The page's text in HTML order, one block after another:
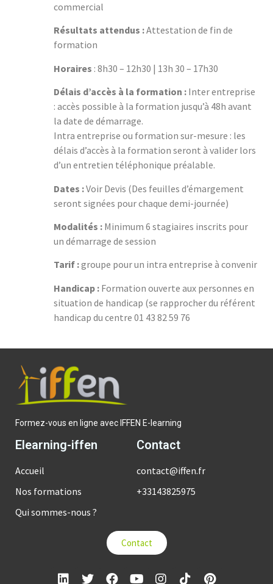
commercial
Résultats attendus :Attestation de fin de
formation
Horaires : 8h30 – 12h30 | 13h 30 – 17h30
Délais d’accès à la formation :Inter entreprise
: accès possible à la formation jusqu’à 48h avant
la date de démarrage.
Intra entreprise ou formation sur-mesure : les
délais d’accès à la formation seront à valider lors
d’un entretien téléphonique préalable.
Dates :Voir Devis (Des feuilles d’émargement
seront signées pour chaque demi-journée)
Modalités :Minimum 6 stagiaires inscrits pour
un démarrage de session
Tarif :groupe pour un intra entreprise à convenir
Handicap :Formation ouverte aux personnes en
situation de handicap (se rapprocher du référent
handicap du centre 01 43 82 59 76
Formez-vous en ligne avec IFFEN E-learning
Elearning-iffen
Accueil
Nos formations
Qui sommes-nous ?
Contact
contact@iffen.fr
+33143825975
Contact